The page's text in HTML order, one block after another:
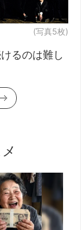
(写真5枚)
るのは難し